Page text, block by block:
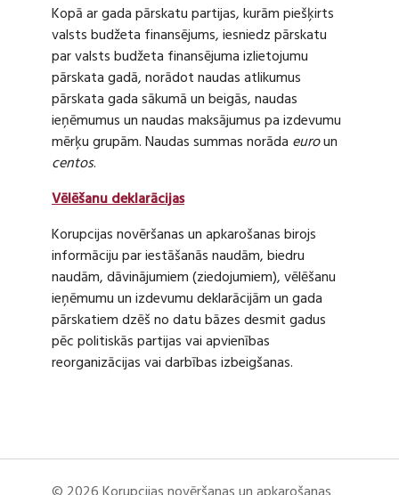
Kopā ar gada pārskatu partijas, kurām piešķirts
valsts budžeta finansējums, iesniedz pārskatu
par valsts budžeta finansējuma izlietojumu
pārskata gadā, norādot naudas atlikumus
pārskata gada sākumā un beigās, naudas
ieņēmumus un naudas maksājumus pa izdevumu
mērķu grupām. Naudas summas norāda euroun
centos.
Vēlēšanu deklarācijas
Korupcijas novēršanas un apkarošanas birojs
informāciju par iestāšanās naudām, biedru
naudām, dāvinājumiem (ziedojumiem), vēlēšanu
ieņēmumu un izdevumu deklarācijām un gada
pārskatiem dzēš no datu bāzes desmit gadus
pēc politiskās partijas vai apvienības
reorganizācijas vai darbības izbeigšanas.